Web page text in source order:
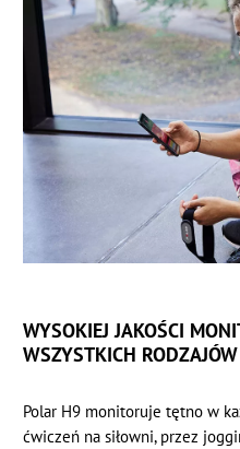
WYSOKIEJ JAKOŚCI
WSZYSTKICH
Polar H9 monitoruje tętno w
ćwiczeń na siłowni, przez